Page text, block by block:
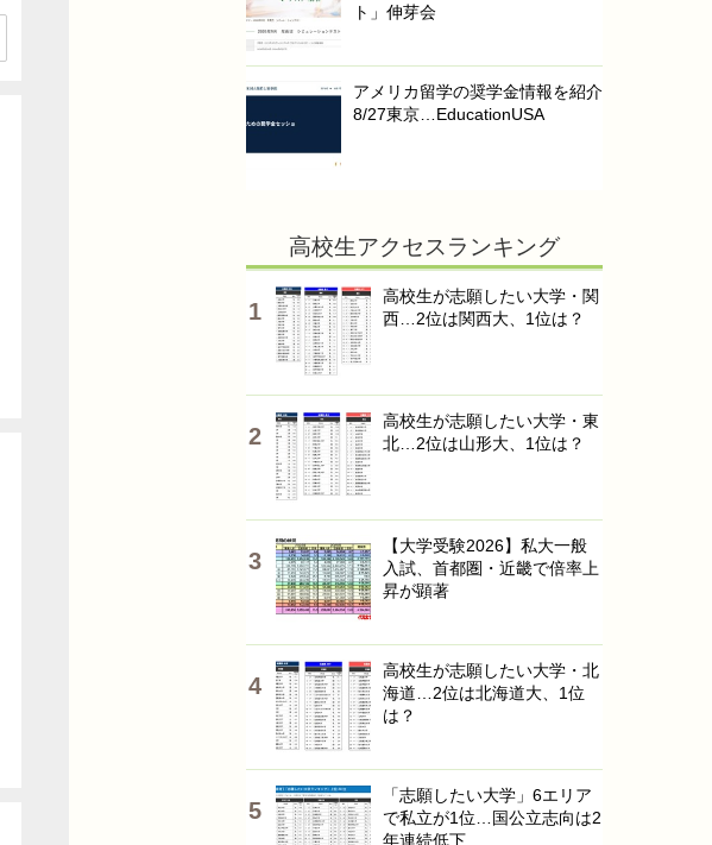
ト」伸芽会
アメリカ留学の奨学金情報を紹介
8/27東京…EducationUSA
高校生アクセスランキング
高校生が志願したい大学・関
西…2位は関西大、1位は？
高校生が志願したい大学・東
北…2位は山形大、1位は？
【大学受験2026】私大一般
入試、首都圏・近畿で倍率上
昇が顕著
高校生が志願したい大学・北
海道…2位は北海道大、1位
は？
「志願したい大学」6エリア
で私立が1位…国公立志向は2
年連続低下